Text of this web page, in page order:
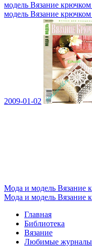
модель Вязание
модель Вязание
2009-01-02
Мода и модель Вязание
Мода и модель Вязание
Главная
Библиотека
Вязание
Любимые журналы